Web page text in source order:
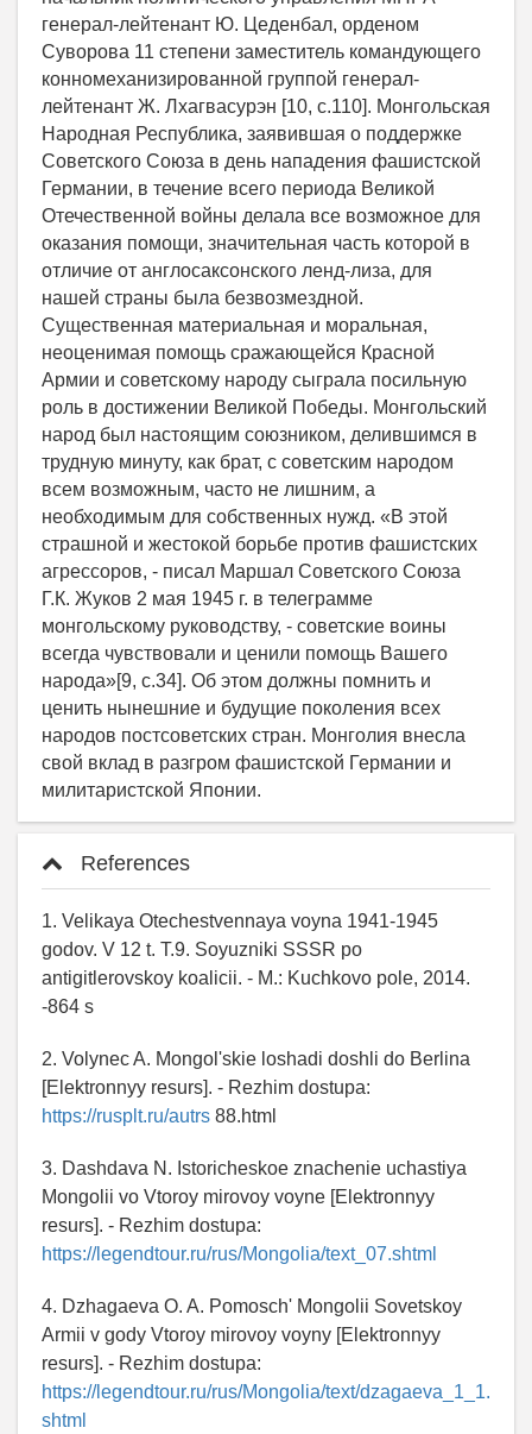
References
1. Velikaya Otechestvennaya voyna 1941-1945
godov. V 12 t. T.9. Soyuzniki SSSR po
antigitlerovskoy koalicii. - M.: Kuchkovo pole, 2014.
-864 s
2. Volynec A. Mongol'skie loshadi doshli do Berlina
[Elektronnyy resurs]. - Rezhim dostupa:
https://rusplt.ru/autrs 88.html
3. Dashdava N. Istoricheskoe znachenie uchastiya
Mongolii vo Vtoroy mirovoy voyne [Elektronnyy
resurs]. - Rezhim dostupa:
https://legendtour.ru/rus/Mongolia/text_07.shtml
4. Dzhagaeva O. A. Pomosch' Mongolii Sovetskoy
Armii v gody Vtoroy mirovoy voyny [Elektronnyy
resurs]. - Rezhim dostupa:
https://legendtour.ru/rus/Mongolia/text/dzagaeva_1_1.
shtml